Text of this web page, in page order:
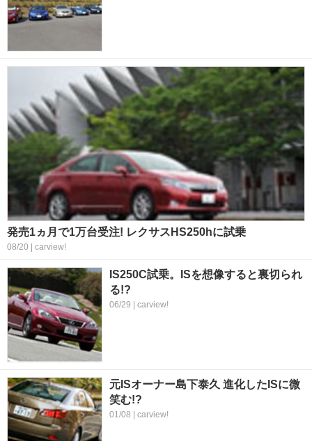
発売1ヵ月で1万台受注! レクサスHS250hに試乗
08/20 | carview!
IS250C試乗。ISを想像すると裏切られ
る!?
06/29 | carview!
元ISオーナー島下泰久 進化したISに微
笑む!?
01/08 | carview!